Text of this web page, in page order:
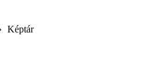
Képtár